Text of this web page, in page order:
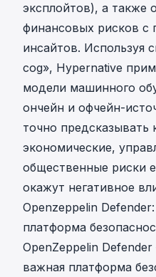
эксплойтов), а также
финансовых рисков
инсайтов. Используя
cog», Hypernative
модели машинного
ончейн и офчейн-
точно предсказывать
экономические,
общественные риски
окажут негативное
Openzeppelin
платформа
OpenZeppelin
важная платформа